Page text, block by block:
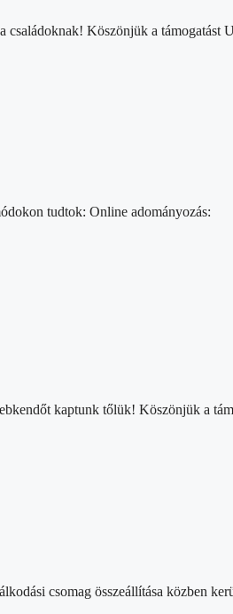
családoknak! Köszönjük a támogatást
tudtok: Online adományozás:
kaptunk tőlük! Köszönjük a
csomag összeállítása közben